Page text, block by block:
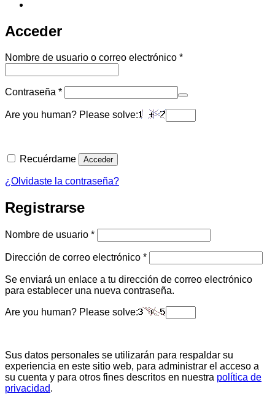
Acceder
Nombre de usuario o correo electrónico *Obligatorio
Contraseña *Obligatorio
Are you human? Please solve:
Recuérdame Acceder
¿Olvidaste la contraseña?
Registrarse
Nombre de usuario *Obligatorio
Dirección de correo electrónico *Obligatorio
Se enviará un enlace a tu dirección de correo electrónico
para establecer una nueva contraseña.
Are you human? Please solve:
Sus datos personales se utilizarán para respaldar su
experiencia en este sitio web, para administrar el acceso a
su cuenta y para otros fines descritos en nuestra política de
privacidad.